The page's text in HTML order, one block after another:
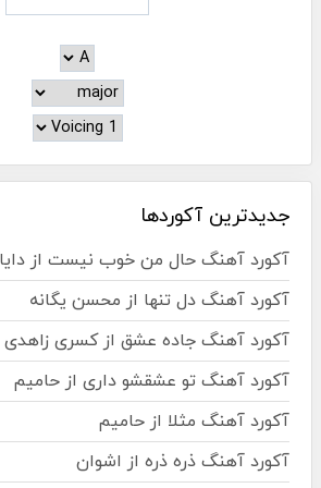
جدیدترین آکوردها
آکورد آهنگ حال من خوب نیست از
آکورد آهنگ دل تنها از محسن یگانه
آکورد آهنگ جاده عشق از کسری زاهدی
آکورد آهنگ تو عشقشو داری از حامیم
آکورد آهنگ مثلا از حامیم
آکورد آهنگ ذره ذره از اشوان